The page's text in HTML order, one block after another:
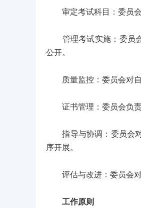
审定考试科目：委员会
管理考试实施：委员会
公开。
质量监控：委员会对自
证书管理：委员会负责
指导与协调：委员会对
序开展。
评估与改进：委员会对
工作原则